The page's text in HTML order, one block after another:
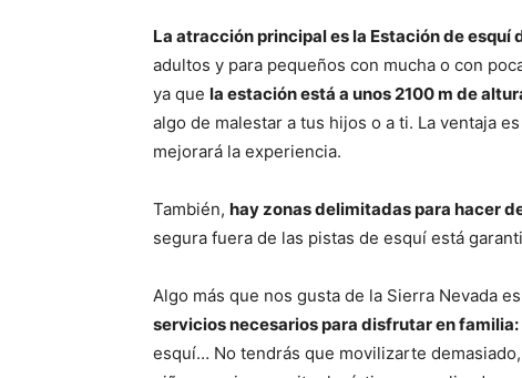
La atracción principal es la Estación de esquí
adultos y para pequeños con mucha o con
ya que la estación está a unos 2100 m de
algo de malestar a tus hijos o a ti. La ventaja
mejorará la experiencia.
También, hay zonas delimitadas para hacer
segura fuera de las pistas de esquí está
Algo más que nos gusta de la Sierra Nevada
servicios necesarios para disfrutar en familia:
esquí… No tendrás que movilizarte